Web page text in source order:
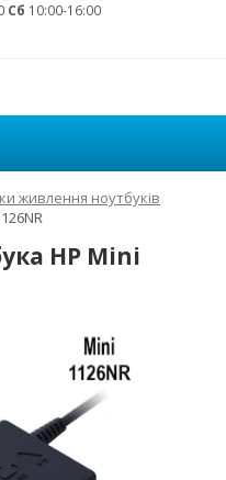
Сб 10:00-16:00
живлення ноутбуків
HP Mini